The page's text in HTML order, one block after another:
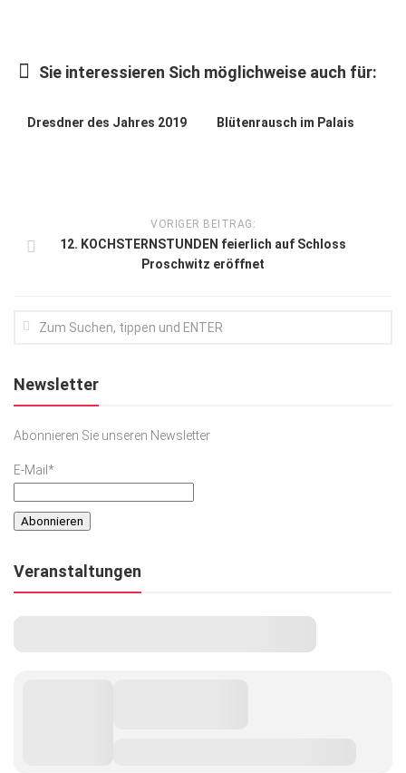
Lifestyle
Podcast
Sie interessieren Sich möglichweise auch für:
Dresdner des Jahres 2019 Blütenrausch im Palais
VORIGER BEITRAG:
12. KOCHSTERNSTUNDEN feierlich auf Schloss
Proschwitz eröffnet
Newsletter
Abonnieren Sie unseren Newsletter
E-Mail*
Veranstaltungen